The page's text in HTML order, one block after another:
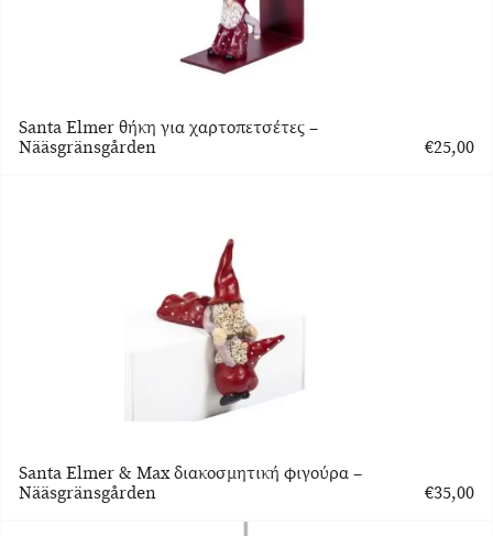
Santa Elmer θήκη για χαρτοπετσέτες –
Nääsgränsgården
€25,00
Santa Elmer & Max διακοσμητική φιγούρα –
Nääsgränsgården
€35,00